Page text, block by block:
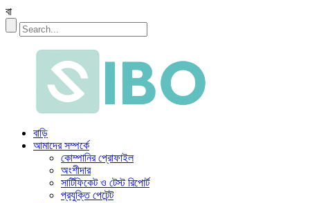
বা
বাড়ি
আমাদের সম্পর্কে
কোম্পানির প্রোফাইল
অংশীদার
সার্টিফিকেট ও টেস্ট রিপোর্ট
প্রযুক্তি পেটেন্ট